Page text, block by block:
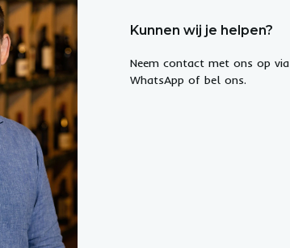
Kunnen wij je helpen?
Neem contact met ons op via
WhatsApp of bel ons.